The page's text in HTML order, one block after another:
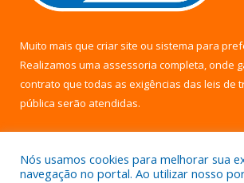
Muito mais que criar site ou sistema para
Realizamos uma assessoria completa, onde
contrato que todas as exigências das leis de
pública serão atendidas.
Nós usamos cookies para melhorar sua
navegação no portal. Ao utilizar nosso